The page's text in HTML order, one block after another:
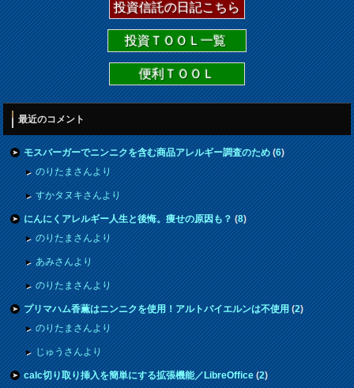
投資信託の日記こちら
投資ＴＯＯＬ一覧
便利ＴＯＯＬ
最近のコメント
モスバーガーでニンニクを含む商品アレルギー調査のため(6)
のりたまさんより
すかタヌキさんより
にんにくアレルギー人生と後悔。痩せの原因も？(8)
のりたまさんより
あみさんより
のりたまさんより
プリマハム香薫はニンニクを使用！アルトバイエルンは不使用(2)
のりたまさんより
じゅうさんより
calc切り取り挿入を簡単にする拡張機能／LibreOffice(2)